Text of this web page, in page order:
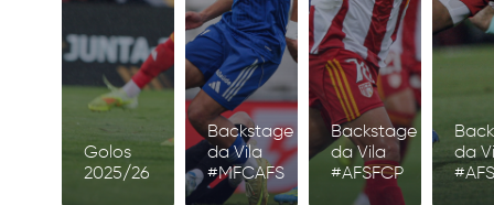
Golos
2025/26
Backstage
da Vila
#MFCAFS
Backstage
da Vila
#AFSFCP
da